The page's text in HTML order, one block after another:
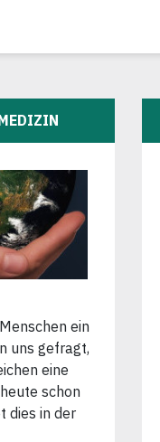
ein
uns gefragt,
eine
schon
dies in der